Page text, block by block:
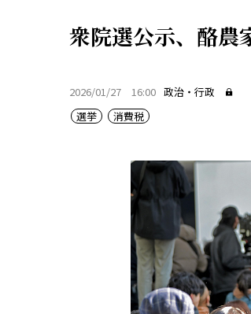
衆院選公示、酪農
2026/01/27 16:00 政治・行政
選挙
消費税